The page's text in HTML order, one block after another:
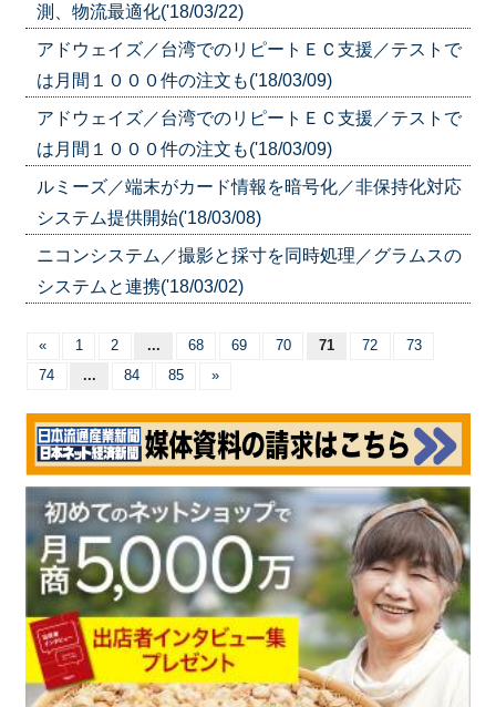
測、物流最適化('18/03/22)
アドウェイズ／台湾でのリピートＥＣ支援／テストで
は月間１０００件の注文も('18/03/09)
アドウェイズ／台湾でのリピートＥＣ支援／テストで
は月間１０００件の注文も('18/03/09)
ルミーズ／端末がカード情報を暗号化／非保持化対応
システム提供開始('18/03/08)
ニコンシステム／撮影と採寸を同時処理／グラムスの
システムと連携('18/03/02)
« 1 2 ... 68 69 70 71 72
73
74
... 84 85 »